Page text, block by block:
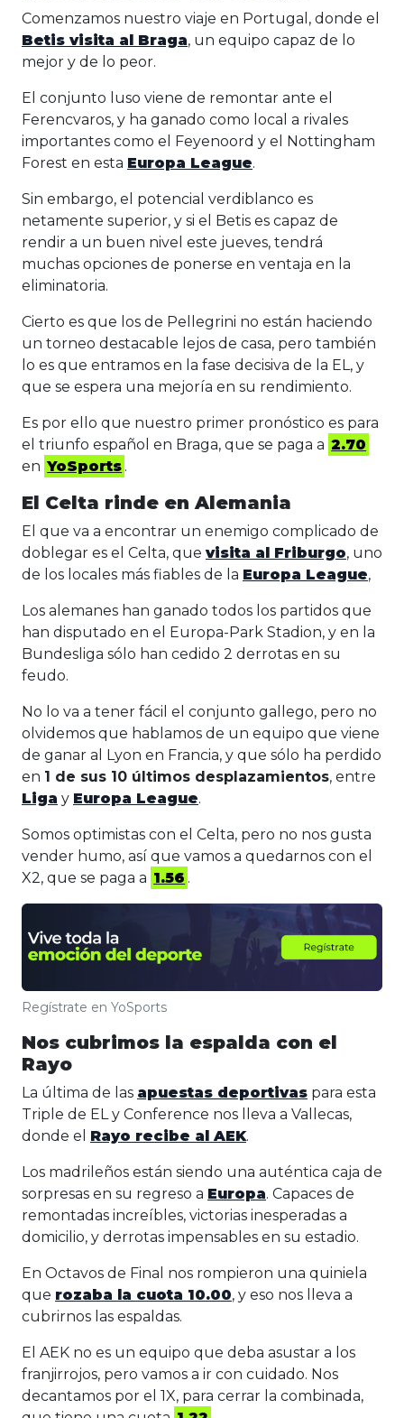
Comenzamos nuestro viaje en Portugal, donde el
Betis visita al Braga, un equipo capaz de lo
mejor y de lo peor.
El conjunto luso viene de remontar ante el
Ferencvaros, y ha ganado como local a rivales
importantes como el Feyenoord y el Nottingham
Forest en esta Europa League.
Sin embargo, el potencial verdiblanco es
netamente superior, y si el Betis es capaz de
rendir a un buen nivel este jueves, tendrá
muchas opciones de ponerse en ventaja en la
eliminatoria.
Cierto es que los de Pellegrini no están haciendo
un torneo destacable lejos de casa, pero también
lo es que entramos en la fase decisiva de la EL, y
que se espera una mejoría en su rendimiento.
Es por ello que nuestro primer pronóstico es para
el triunfo español en Braga, que se paga a 2.70
en YoSports .
El Celta rinde en Alemania
El que va a encontrar un enemigo complicado de
doblegar es el Celta, que visita al Friburgo, uno
de los locales más fiables de la Europa League,
Los alemanes han ganado todos los partidos que
han disputado en el Europa-Park Stadion, y en la
Bundesliga sólo han cedido 2 derrotas en su
feudo.
No lo va a tener fácil el conjunto gallego, pero no
olvidemos que hablamos de un equipo que viene
de ganar al Lyon en Francia, y que sólo ha perdido
en 1 de sus 10 últimos desplazamientos, entre
Liga y Europa League.
Somos optimistas con el Celta, pero no nos gusta
vender humo, así que vamos a quedarnos con el
X2, que se paga a 1.56 .
Regístrate en YoSports
Nos cubrimos la espalda con el
Rayo
La última de las apuestas deportivas para esta
Triple de EL y Conference nos lleva a Vallecas,
donde el Rayo recibe al AEK.
Los madrileños están siendo una auténtica caja de
sorpresas en su regreso a Europa. Capaces de
remontadas increíbles, victorias inesperadas a
domicilio, y derrotas impensables en su estadio.
En Octavos de Final nos rompieron una quiniela
que rozaba la cuota 10.00, y eso nos lleva a
cubrirnos las espaldas.
El AEK no es un equipo que deba asustar a los
franjirrojos, pero vamos a ir con cuidado. Nos
decantamos por el 1X, para cerrar la combinada,